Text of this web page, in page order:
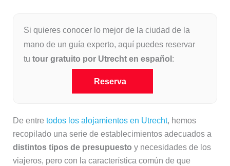
Si quieres conocer lo mejor de la ciudad de la
mano de un guía experto, aquí puedes reservar
tu tour gratuito por Utrecht en español :
Reserva
De entre todos los alojamientos en Utrecht, hemos
recopilado una serie de establecimientos adecuados a
distintos tipos de presupuesto y necesidades de los
viajeros, pero con la característica común de que